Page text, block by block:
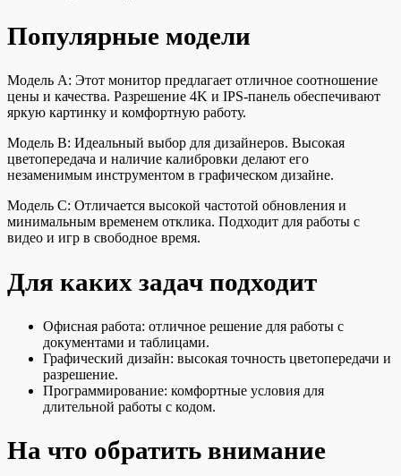
Популярные модели
Модель A: Этот монитор предлагает отличное соотношение
цены и качества. Разрешение 4K и IPS-панель обеспечивают
яркую картинку и комфортную работу.
Модель B: Идеальный выбор для дизайнеров. Высокая
цветопередача и наличие калибровки делают его
незаменимым инструментом в графическом дизайне.
Модель C: Отличается высокой частотой обновления и
минимальным временем отклика. Подходит для работы с
видео и игр в свободное время.
Для каких задач подходит
Офисная работа: отличное решение для работы с
документами и таблицами.
Графический дизайн: высокая точность цветопередачи и
разрешение.
Программирование: комфортные условия для
длительной работы с кодом.
На что обратить внимание